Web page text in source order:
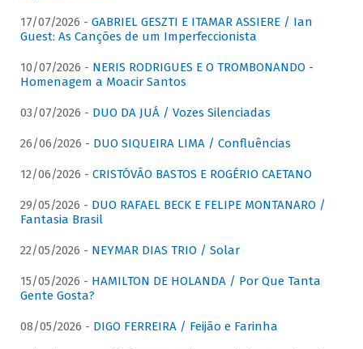
17/07/2026 - GABRIEL GESZTI E ITAMAR ASSIERE / Ian
Guest: As Canções de um Imperfeccionista
10/07/2026 - NERIS RODRIGUES E O TROMBONANDO -
Homenagem a Moacir Santos
03/07/2026 - DUO DA JUÁ / Vozes Silenciadas
26/06/2026 - DUO SIQUEIRA LIMA / Confluências
12/06/2026 - CRISTÓVÃO BASTOS E ROGÉRIO CAETANO
29/05/2026 - DUO RAFAEL BECK E FELIPE MONTANARO /
Fantasia Brasil
22/05/2026 - NEYMAR DIAS TRIO / Solar
15/05/2026 - HAMILTON DE HOLANDA / Por Que Tanta
Gente Gosta?
08/05/2026 - DIGO FERREIRA / Feijão e Farinha